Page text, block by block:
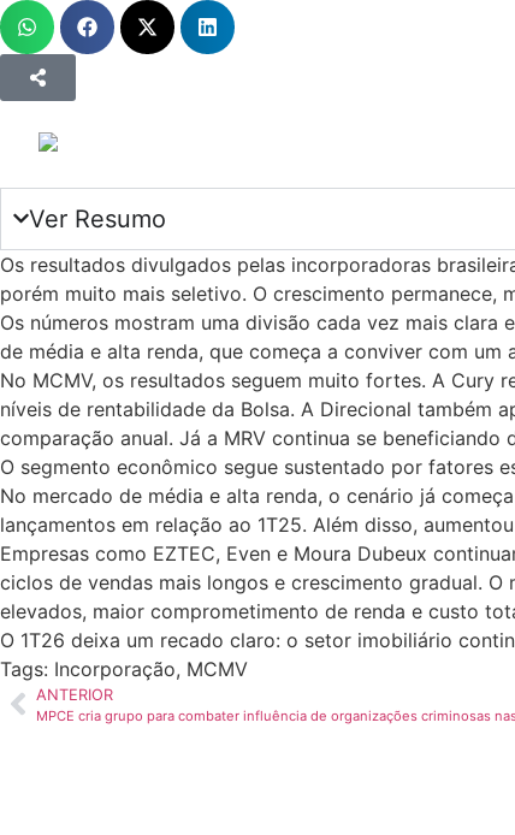
Ver Resumo
Os resultados divulgados pelas incorporadoras
porém muito mais seletivo. O crescimento
Os números mostram uma divisão cada vez mais
de média e alta renda, que começa a conviver com um
No MCMV, os resultados seguem muito fortes. A Cury
níveis de rentabilidade da Bolsa. A Direcional também
comparação anual. Já a MRV continua se
O segmento econômico segue sustentado por fatores
No mercado de média e alta renda, o cenário já
lançamentos em relação ao 1T25. Além disso,
Empresas como EZTEC, Even e Moura Dubeux
ciclos de vendas mais longos e crescimento gradual.
elevados, maior comprometimento de renda e custo
O 1T26 deixa um recado claro: o setor imobiliário
Tags: Incorporação, MCMV
ANTERIOR
MPCE cria grupo para combater influência de organizações criminosas